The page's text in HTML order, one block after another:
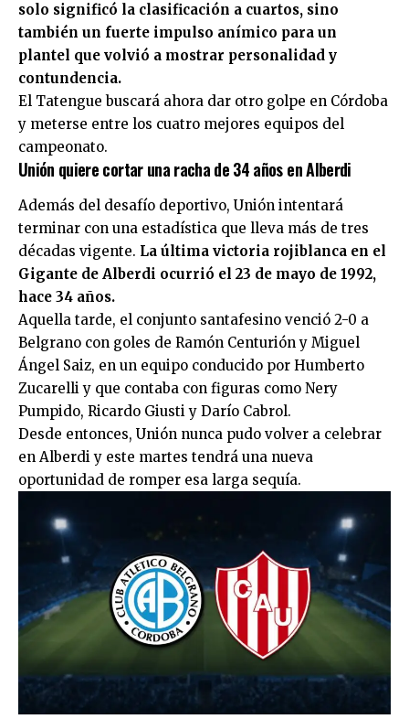
solo significó la clasificación a cuartos, sino
también un fuerte impulso anímico para un
plantel que volvió a mostrar personalidad y
contundencia.
El Tatengue buscará ahora dar otro golpe en Córdoba
y meterse entre los cuatro mejores equipos del
campeonato.
Unión quiere cortar una racha de 34 años en Alberdi
Además del desafío deportivo, Unión intentará
terminar con una estadística que lleva más de tres
décadas vigente. La última victoria rojiblanca en el
Gigante de Alberdi ocurrió el 23 de mayo de 1992,
hace 34 años.
Aquella tarde, el conjunto santafesino venció 2-0 a
Belgrano con goles de Ramón Centurión y Miguel
Ángel Saiz, en un equipo conducido por Humberto
Zucarelli y que contaba con figuras como Nery
Pumpido, Ricardo Giusti y Darío Cabrol.
Desde entonces, Unión nunca pudo volver a celebrar
en Alberdi y este martes tendrá una nueva
oportunidad de romper esa larga sequía.